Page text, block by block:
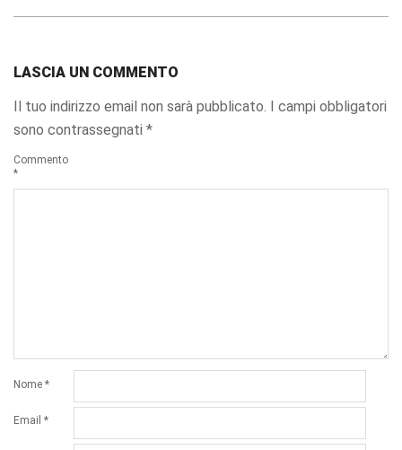
LASCIA UN COMMENTO
Il tuo indirizzo email non sarà pubblicato.
I campi obbligatori
sono contrassegnati *
Commento
*
Nome *
Email *